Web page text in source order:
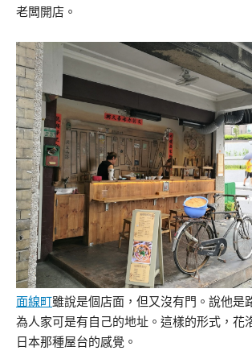
老闆開店。
面線町雖說是個店面，但又沒有門。說他是
為人家可是有自己的地址。這樣的形式，花
日本那種屋台的感覺。